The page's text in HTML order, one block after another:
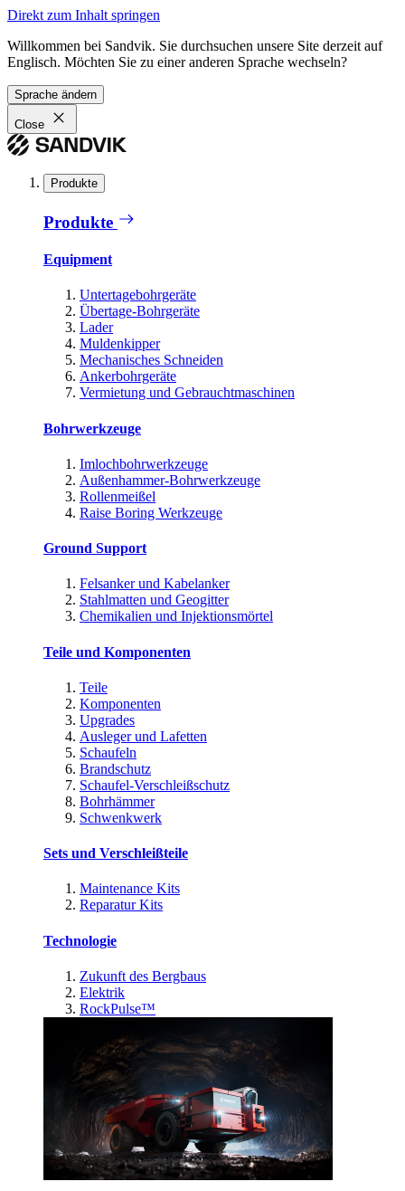
Direkt zum Inhalt springen
Willkommen bei Sandvik. Sie durchsuchen unsere Site derzeit auf
Englisch. Möchten Sie zu einer anderen Sprache wechseln?
Sprache ändern
Close
Produkte
Produkte
Equipment
Untertagebohrgeräte
Übertage-Bohrgeräte
Lader
Muldenkipper
Mechanisches Schneiden
Ankerbohrgeräte
Vermietung und Gebrauchtmaschinen
Bohrwerkzeuge
Imlochbohrwerkzeuge
Außenhammer-Bohrwerkzeuge
Rollenmeißel
Raise Boring Werkzeuge
Ground Support
Felsanker und Kabelanker
Stahlmatten und Geogitter
Chemikalien und Injektionsmörtel
Teile und Komponenten
Teile
Komponenten
Upgrades
Ausleger und Lafetten
Schaufeln
Brandschutz
Schaufel-Verschleißschutz
Bohrhämmer
Schwenkwerk
Sets und Verschleißteile
Maintenance Kits
Reparatur Kits
Technologie
Zukunft des Bergbaus
Elektrik
RockPulse™